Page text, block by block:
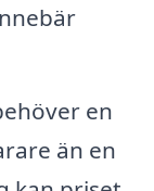
en
än en